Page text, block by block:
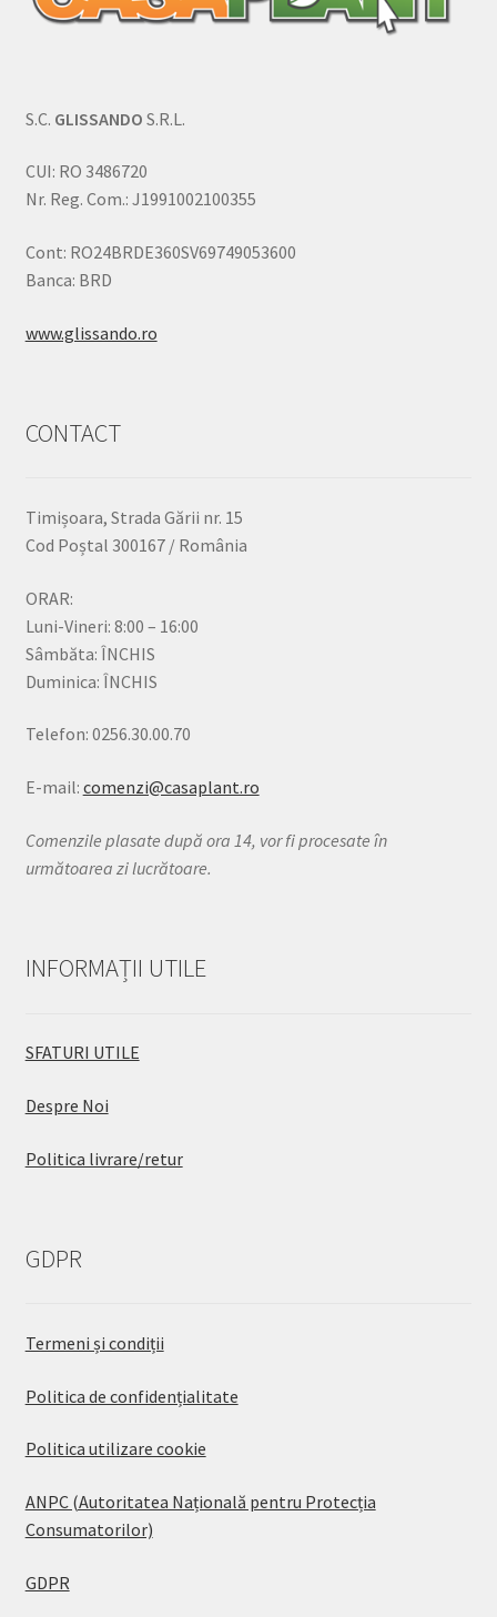
S.C. GLISSANDO S.R.L.
CUI: RO 3486720
Nr. Reg. Com.: J1991002100355
Cont: RO24BRDE360SV69749053600
Banca: BRD
www.glissando.ro
CONTACT
Timișoara, Strada Gării nr. 15
Cod Poștal 300167 / România
ORAR:
Luni-Vineri: 8:00 – 16:00
Sâmbăta: ÎNCHIS
Duminica: ÎNCHIS
Telefon: 0256.30.00.70
E-mail: comenzi@casaplant.ro
Comenzile plasate după ora 14, vor fi procesate în
următoarea zi lucrătoare.
INFORMAȚII UTILE
SFATURI UTILE
Despre Noi
Politica livrare/retur
GDPR
Termeni și condiții
Politica de confidențialitate
Politica utilizare cookie
ANPC (Autoritatea Națională pentru Protecția
Consumatorilor)
GDPR